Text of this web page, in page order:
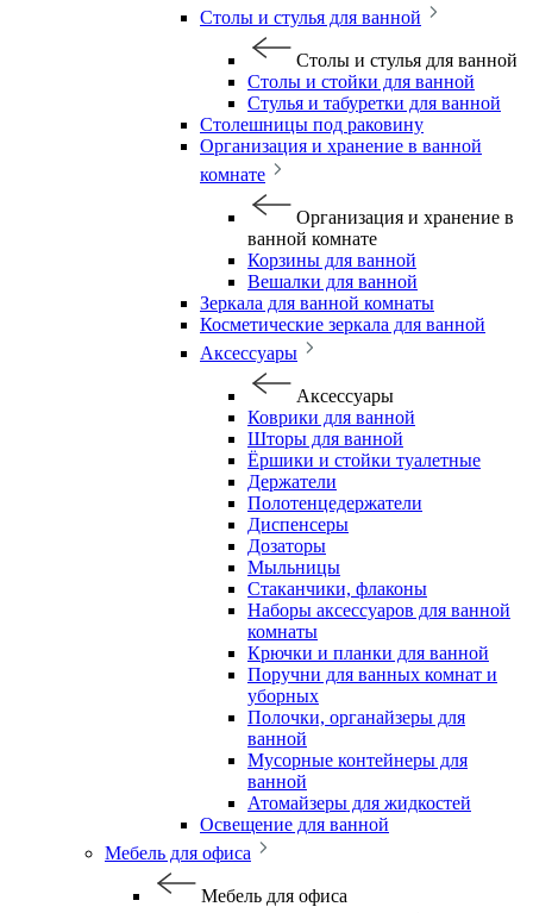
Столы и стулья для ванной
Столы и стулья для ванной
Столы и стойки для ванной
Стулья и табуретки для ванной
Столешницы под раковину
Организация и хранение в ванной
комнате
Организация и хранение в
ванной комнате
Корзины для ванной
Вешалки для ванной
Зеркала для ванной комнаты
Косметические зеркала для ванной
Аксессуары
Аксессуары
Коврики для ванной
Шторы для ванной
Ёршики и стойки туалетные
Держатели
Полотенцедержатели
Диспенсеры
Дозаторы
Мыльницы
Стаканчики, флаконы
Наборы аксессуаров для ванной
комнаты
Крючки и планки для ванной
Поручни для ванных комнат и
уборных
Полочки, органайзеры для
ванной
Мусорные контейнеры для
ванной
Атомайзеры для жидкостей
Освещение для ванной
Мебель для офиса
Мебель для офиса